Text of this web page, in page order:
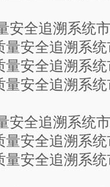
全追溯系统
追溯系统
追溯系统
追溯系统
全追溯系统市
追溯系统市
追溯系统市